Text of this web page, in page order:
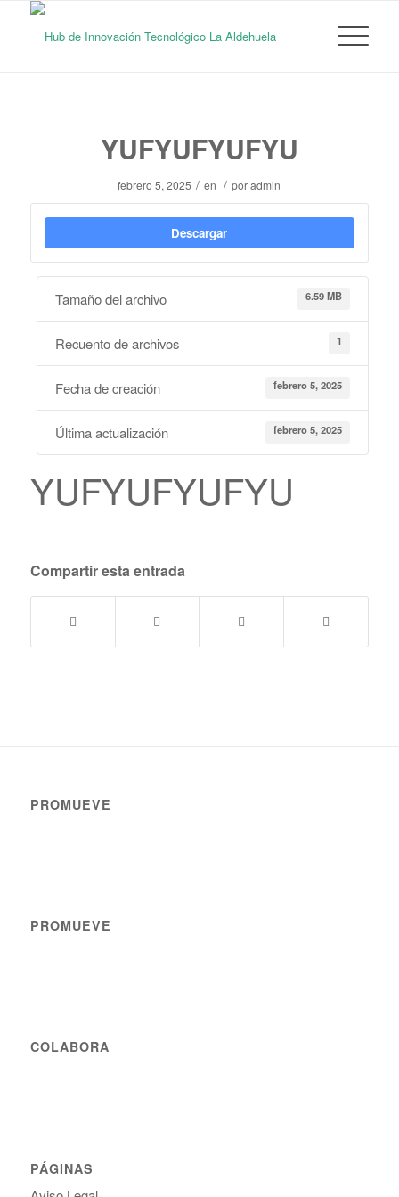
YUFYUFYUFYU
febrero 5, 2025 / en / poradmin
Descargar
Tamaño del archivo 6.59 MB
Recuento de archivos 1
Fecha de creación febrero 5, 2025
Última actualización febrero 5, 2025
YUFYUFYUFYU
Compartir esta entrada
PROMUEVE
PROMUEVE
COLABORA
PÁGINAS